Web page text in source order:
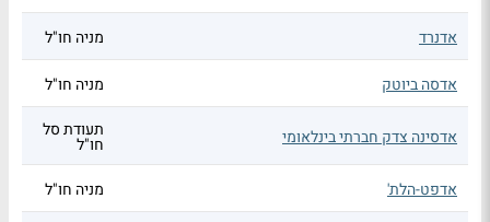
אדנרד מניה חו"ל
אדסה ביוטק מניה חו"ל
אדסינה צדק חברתי בינלאומי תעודת סל
חו"ל
אדפט-הלת'
מניה חו"ל